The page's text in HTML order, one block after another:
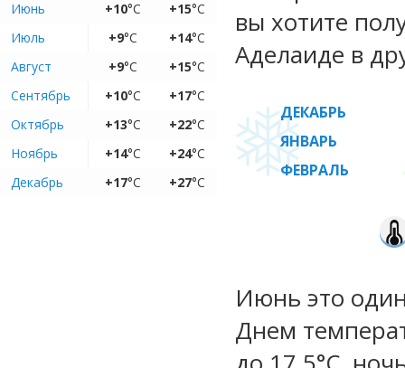
Июнь
+10°C +15°C
Июль
+9°C +14°C
Август
+9°C +15°C
Сентябрь
+10°C +17°C
Октябрь
+13°C +22°C
Ноябрь
+14°C +24°C
Декабрь
+17°C +27°C
вы хотите
Аделаиде в
ДЕКАБРЬ
ЯНВАРЬ
ФЕВРАЛЬ
Июнь это
Днем